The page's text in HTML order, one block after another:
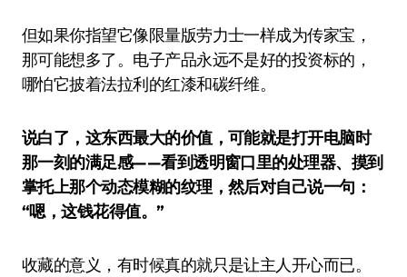
但如果你指望它像限量版劳力士一样成为传家宝，
那可能想多了。电子产品永远不是好的投资标的，
哪怕它披着法拉利的红漆和碳纤维。
说白了，这东西最大的价值，可能就是打开电脑时
那一刻的满足感——看到透明窗口里的处理器、摸到
掌托上那个动态模糊的纹理，然后对自己说一句：
“嗯，这钱花得值。”
收藏的意义，有时候真的就只是让主人开心而已。